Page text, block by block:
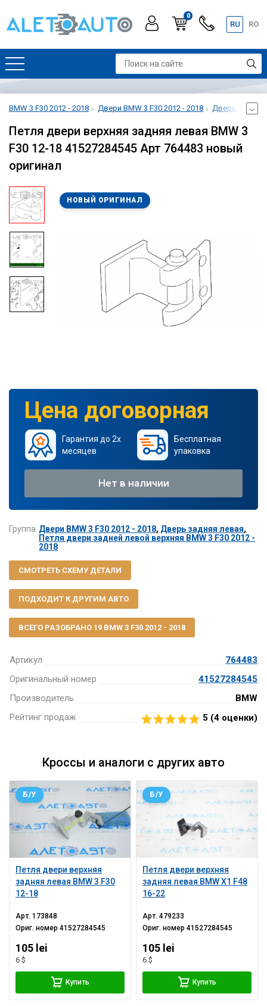
0
RU RO
BMW 3 F30 2012 - 2018 Двери BMW 3 F30 2012 - 2018 Дверь задняя
Петля двери верхняя задняя левая BMW 3
F30 12-18 41527284545 Арт 764483 новый
оригинал
НОВЫЙ ОРИГИНАЛ
Артикул
764483
Оригинальный номер
41527284545
Производитель
BMW
Рейтинг продаж
5 (4 оценки)
Цена договорная
Гарантия до 2х
месяцев
Бесплатная
упаковка
Нет в наличии
Группа Двери BMW 3 F30 2012 - 2018, Дверь задняя левая,
Петля двери задней левой верхняя BMW 3 F30 2012 -
2018
СМОТРЕТЬ СХЕМУ ДЕТАЛИ
ПОДХОДИТ К ДРУГИМ АВТО
ВСЕГО РАЗОБРАНО 19 BMW 3 F30 2012 - 2018
Кроссы и аналоги с других авто
Петля двери верхняя
задняя левая BMW 3 F30
12-18
Б/У
Арт.173848
Ориг. номер41527284545
105 lei
6 $
Купить
Петля двери верхняя
задняя левая BMW X1 F48
16-22
Б/У
Арт.479233
Ориг. номер41527284545
105 lei
6 $
Купить